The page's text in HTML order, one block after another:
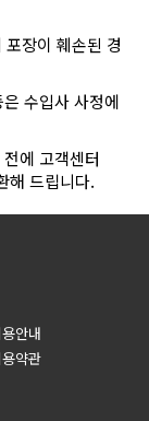
장이 훼손된 경
수입사 사정에
에 고객센터
해 드립니다.
안내
약관